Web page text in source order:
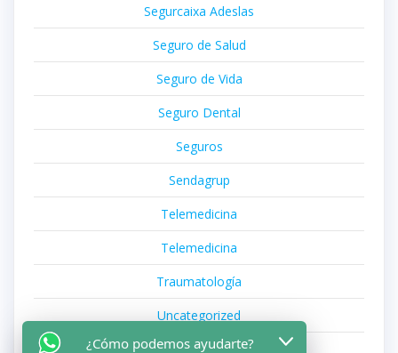
Segurcaixa Adeslas
Seguro de Salud
Seguro de Vida
Seguro Dental
Seguros
Sendagrup
Telemedicina
Telemedicina
Traumatología
Uncategorized
Viajes
¿Cómo podemos ayudarte?